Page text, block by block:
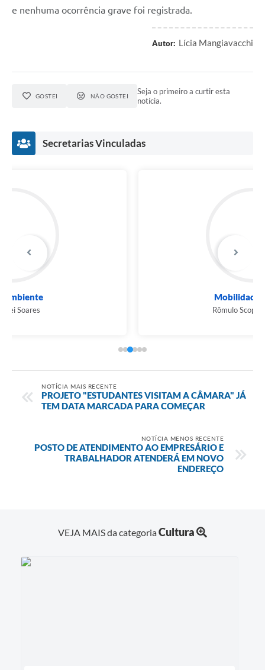
e nenhuma ocorrência grave foi registrada.
Autor: Lícia Mangiavacchi
GOSTEI NÃO GOSTEI
Seja o primeiro a curtir esta
notícia.
Secretarias Vinculadas
NOTÍCIA MAIS RECENTE
PROJETO "ESTUDANTES VISITAM A CÂMARA" JÁ
TEM DATA MARCADA PARA COMEÇAR
NOTÍCIA MENOS RECENTE
POSTO DE ATENDIMENTO AO EMPRESÁRIO E
TRABALHADOR ATENDERÁ EM NOVO
ENDEREÇO
VEJA MAIS da categoriaCultura